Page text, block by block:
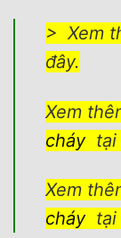
> Xem
đây.
Xem
cháytại
Xem
cháytại